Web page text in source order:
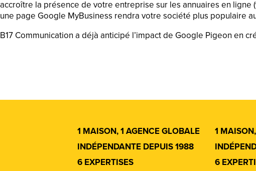
accroître la présence de votre entreprise sur les annuaires en
une page Google MyBusiness rendra votre société plus populaire
B17 Communication a déjà anticipé l’impact de Google Pigeon en
1 MAISON, 1 AGENCE GLOBALE
INDÉPENDANTE DEPUIS 1988
6 EXPERTISES
1
6